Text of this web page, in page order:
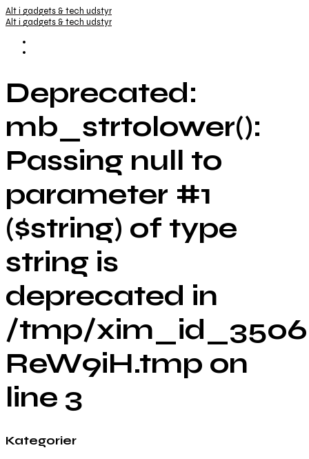
Alt i gadgets & tech udstyr
Alt i gadgets & tech udstyr
Deprecated:
mb_strtolower():
Passing null to
parameter #1
($string) of type
string is
deprecated in
/tmp/
ReW9iH.tmp on
line 3
Kategorier